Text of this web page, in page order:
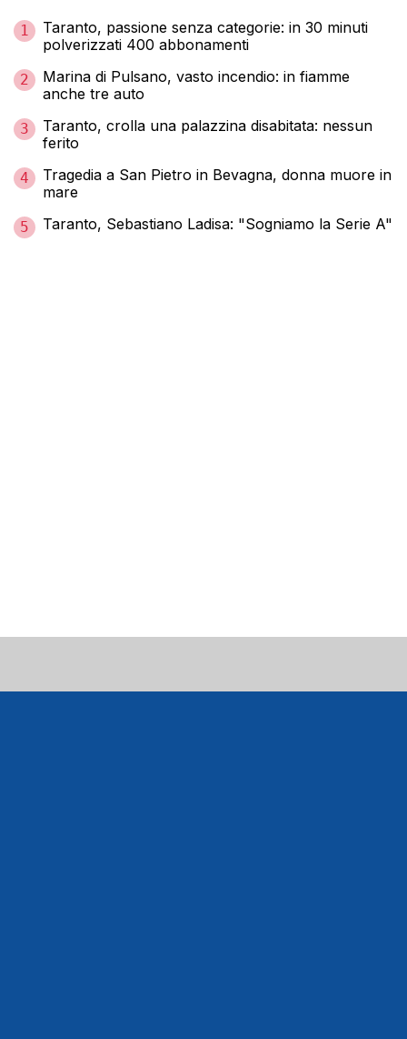
1
Taranto, passione senza categorie: in 30 minuti
polverizzati 400 abbonamenti
2
Marina di Pulsano, vasto incendio: in fiamme
anche tre auto
3
Taranto, crolla una palazzina disabitata: nessun
ferito
4
Tragedia a San Pietro in Bevagna, donna muore in
mare
5 Taranto, Sebastiano Ladisa: "Sogniamo la Serie A"